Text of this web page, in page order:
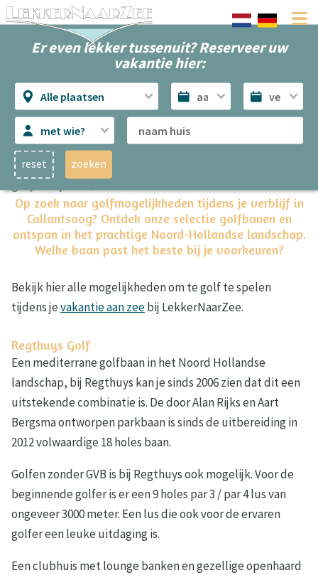
Er even lekker tussenuit? Reserveer uw
vakantie hier:
Alle plaatsen
met wie?
zoeken
reset
Golfen op vakantie
Op zoek naar golfmogelijkheden tijdens je verblijf in
Callantsoog? Ontdek onze selectie golfbanen en
ontspan in het prachtige Noord-Hollandse landschap.
Welke baan past het beste bij je voorkeuren?
Bekijk hier alle mogelijkheden om te golf te spelen
tijdens jevakantie aan zeebij LekkerNaarZee.
Regthuys Golf
Een mediterrane golfbaan in het Noord Hollandse
landschap, bij Regthuys kan je sinds 2006 zien dat dit een
uitstekende combinatie is. De door Alan Rijks en Aart
Bergsma ontworpen parkbaan is sinds de uitbereiding in
2012 volwaardige 18 holes baan.
Golfen zonder GVB is bij Regthuys ook mogelijk. Voor de
beginnende golfer is er een 9 holes par 3 / par 4 lus van
ongeveer 3000 meter. Een lus die ook voor de ervaren
golfer een leuke uitdaging is.
Een clubhuis met lounge banken en gezellige openhaard